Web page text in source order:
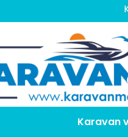
Karavan